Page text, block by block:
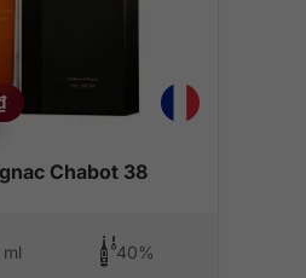
bạn.
Chabot 38
40%